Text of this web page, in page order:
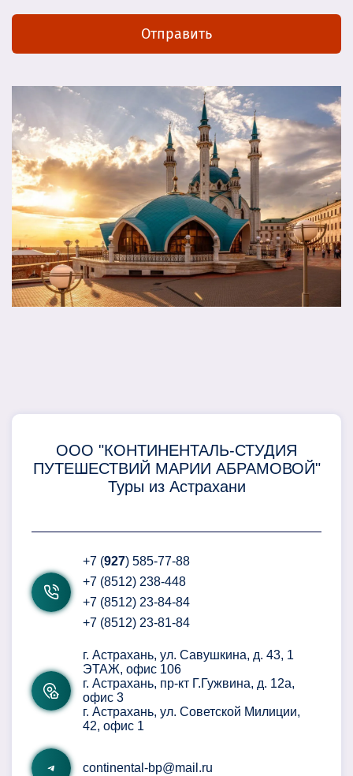
Отправить
ООО "КОНТИНЕНТАЛЬ-СТУДИЯ
ПУТЕШЕСТВИЙ МАРИИ АБРАМОВОЙ"
Туры из Астрахани
+7 (927) 585-77-88
+7 (8512) 238-448
+7 (8512) 23-84-84
+7 (8512) 23-81-84
г. Астрахань, ул. Савушкина, д. 43, 1
ЭТАЖ, офис 106
г. Астрахань, пр-кт Г.Гужвина, д. 12а,
офис 3
г. Астрахань, ул. Советской Милиции,
42, офис 1
continental-bp@mail.ru